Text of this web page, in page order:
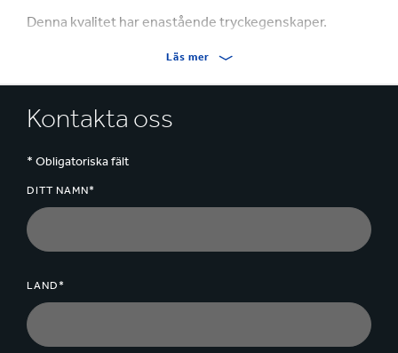
Denna kvalitet har enastående tryckegenskaper.
Läs mer
Kontakta oss
* Obligatoriska fält
DITT NAMN*
LAND*